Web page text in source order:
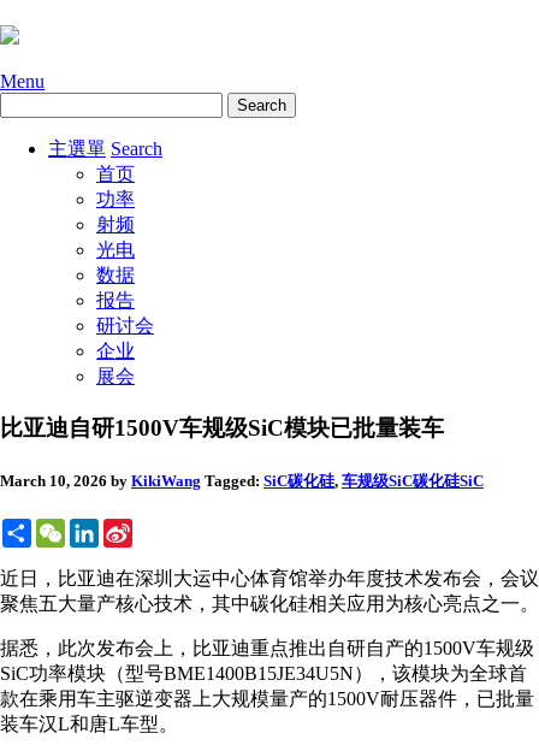
Menu
主選單 Search
首页
功率
射频
光电
数据
报告
研讨会
企业
展会
比亚迪自研1500V车规级SiC模块已批量装车
March 10, 2026 by KikiWang Tagged: SiC碳化硅, 车规级SiC碳化硅SiC
ShareWeChatLinkedIn
近日，比亚迪在深圳大运中心体育馆举办年度技术发布会，会议
聚焦五大量产核心技术，其中碳化硅相关应用为核心亮点之一。
据悉，此次发布会上，比亚迪重点推出自研自产的1500V车规级
SiC功率模块（型号BME1400B15JE34U5N），该模块为全球首
款在乘用车主驱逆变器上大规模量产的1500V耐压器件，已批量
装车汉L和唐L车型。